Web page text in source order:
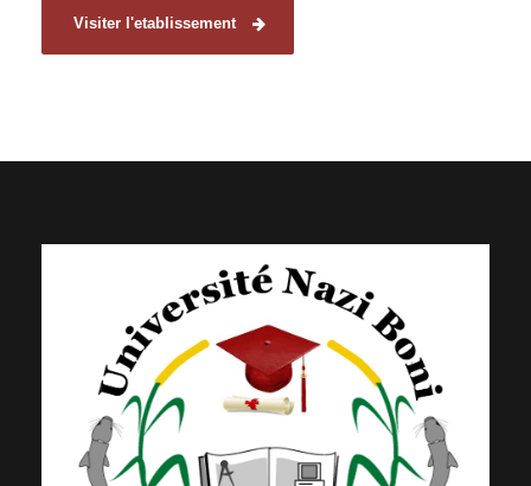
Visiter l'etablissement